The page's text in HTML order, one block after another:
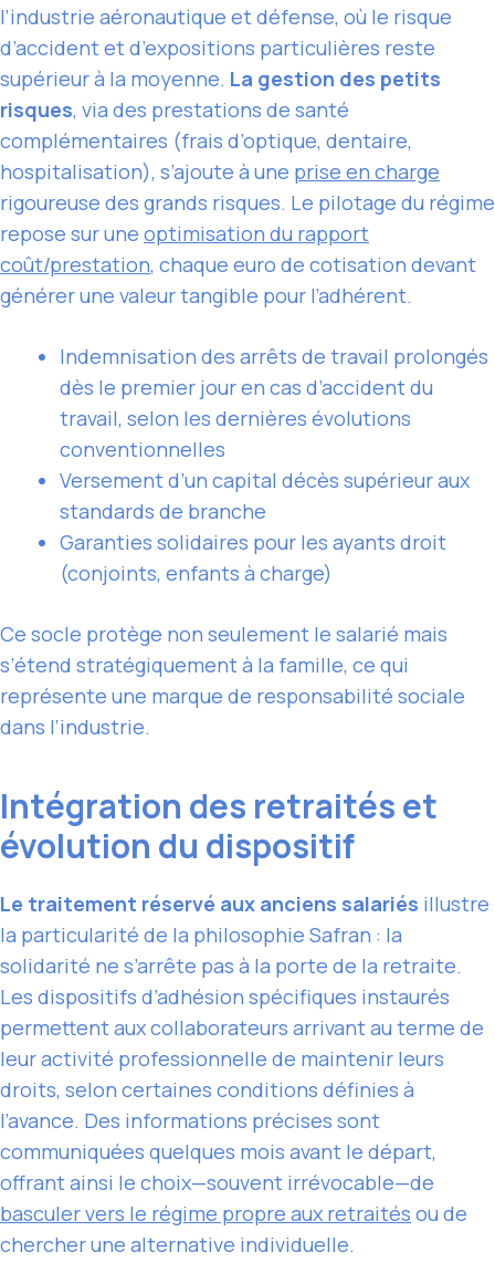
l’industrie aéronautique et défense, où le risque
d’accident et d’expositions particulières reste
supérieur à la moyenne. La gestion des petits
risques, via des prestations de santé
complémentaires (frais d’optique, dentaire,
hospitalisation), s’ajoute à une prise en charge
rigoureuse des grands risques. Le pilotage du régime
repose sur une optimisation du rapport
coût/prestation, chaque euro de cotisation devant
générer une valeur tangible pour l’adhérent.
Indemnisation des arrêts de travail prolongés
dès le premier jour en cas d’accident du
travail, selon les dernières évolutions
conventionnelles
Versement d’un capital décès supérieur aux
standards de branche
Garanties solidaires pour les ayants droit
(conjoints, enfants à charge)
Ce socle protège non seulement le salarié mais
s’étend stratégiquement à la famille, ce qui
représente une marque de responsabilité sociale
dans l’industrie.
Intégration des retraités et
évolution du dispositif
Le traitement réservé aux anciens salariés illustre
la particularité de la philosophie Safran : la
solidarité ne s’arrête pas à la porte de la retraite.
Les dispositifs d’adhésion spécifiques instaurés
permettent aux collaborateurs arrivant au terme de
leur activité professionnelle de maintenir leurs
droits, selon certaines conditions définies à
l’avance. Des informations précises sont
communiquées quelques mois avant le départ,
offrant ainsi le choix—souvent irrévocable—de
basculer vers le régime propre aux retraités ou de
chercher une alternative individuelle.